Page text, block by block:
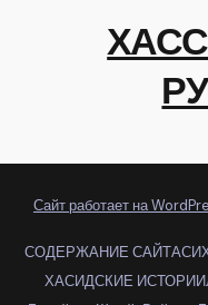
Сайт работает на
СОДЕРЖАНИЕ САЙТА
ХАСИДСКИЕ ИСТОРИИ